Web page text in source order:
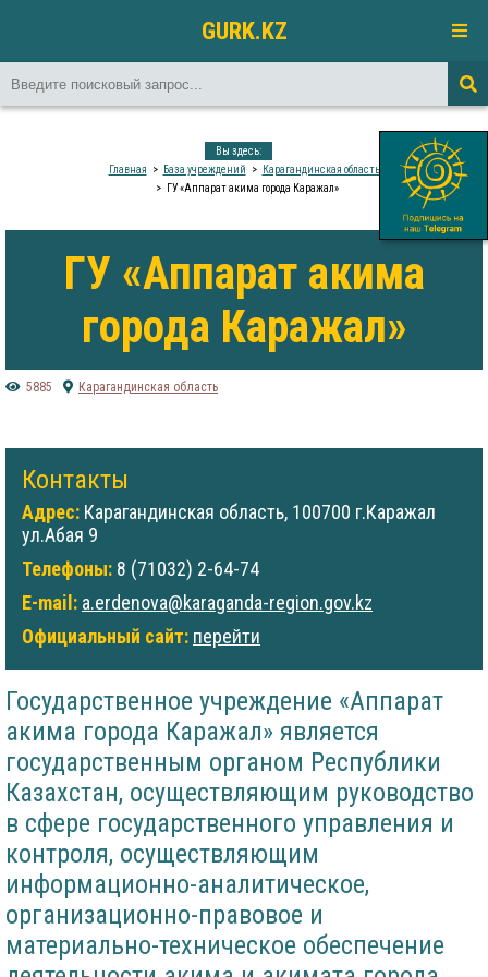
GURK.KZ
Вы здесь:
Главная
База учреждений
Карагандинская область
ГУ «Аппарат акима города Каражал»
ГУ «Аппарат акима
города Каражал»
5885 Карагандинская область
Контакты
Адрес: Карагандинская область, 100700 г.Каражал
ул.Абая 9
Телефоны: 8 (71032) 2-64-74
E-mail: a.erdenova@karaganda-region.gov.kz
Официальный сайт: перейти
Государственное учреждение «Аппарат
акима города Каражал» является
государственным органом Республики
Казахстан, осуществляющим руководство
в сфере государственного управления и
контроля, осуществляющим
информационно-аналитическое,
организационно-правовое и
материально-техническое обеспечение